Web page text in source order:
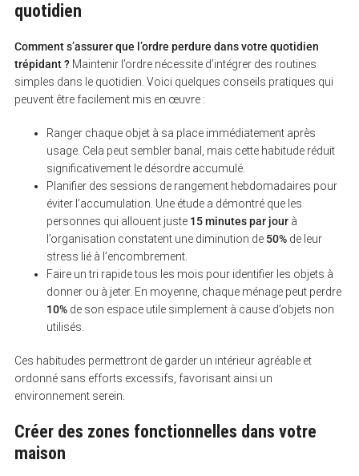
quotidien
Comment s’assurer que l’ordre perdure dans votre quotidien
trépidant ?Maintenir l’ordre nécessite d’intégrer des routines
simples dans le quotidien. Voici quelques conseils pratiques qui
peuvent être facilement mis en œuvre :
Ranger chaque objet à sa place immédiatement après
usage. Cela peut sembler banal, mais cette habitude réduit
significativement le désordre accumulé.
Planifier des sessions de rangement hebdomadaires pour
éviter l’accumulation. Une étude a démontré que les
personnes qui allouent juste 15 minutes par jourà
l’organisation constatent une diminution de 50%de leur
stress lié à l’encombrement.
Faire un tri rapide tous les mois pour identifier les objets à
donner ou à jeter. En moyenne, chaque ménage peut perdre
10%de son espace utile simplement à cause d’objets non
utilisés.
Ces habitudes permettront de garder un intérieur agréable et
ordonné sans efforts excessifs, favorisant ainsi un
environnement serein.
Créer des zones fonctionnelles dans votre
maison
S
e
r
c
h
o
r
: